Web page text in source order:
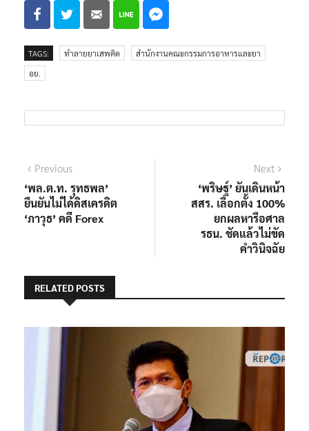
TAGS: ทำลายยาเสพติด
สำนักงานคณะกรรมการอาหารและยา
อย.
แนะแนว
เรื่อง
PreviousPrevious
post:
‘พล.ต.ท. รุทธพล’
ยืนยันไม่ได้ดิสเครดิต
‘ภาวุธ’ คดี Forex
Next
post:
‘พริษฐ์’ ยันเดินหน้า
สสร. เลือกตั้ง 100%
ยกผลหารือศาล
รธน. ชัดแล้วไม่ขัด
คำวินิจฉัย
RELATED POSTS